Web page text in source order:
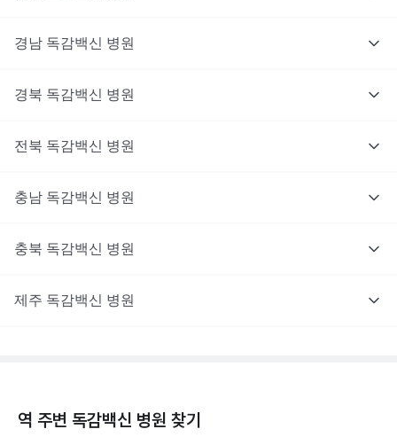
경남 독감백신 병원
경북 독감백신 병원
전북 독감백신 병원
충남 독감백신 병원
충북 독감백신 병원
제주 독감백신 병원
역 주변 독감백신 병원 찾기